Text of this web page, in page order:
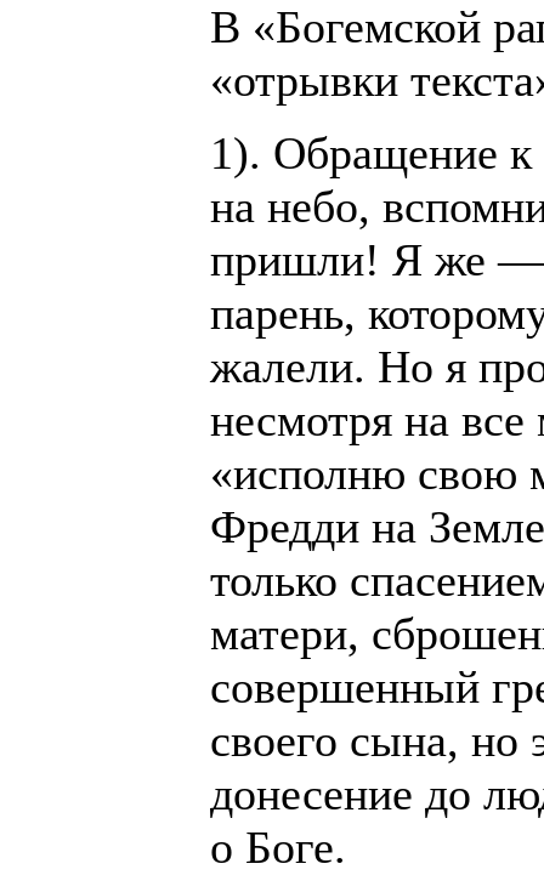
В «Богемской
«отрывки
1). Обращение
на небо,
пришли! Я же —
парень,
жалели. Но я
несмотря на все
«исполню свою
Фредди на
только
матери,
совершенный
своего сына,
донесение до
о Боге.